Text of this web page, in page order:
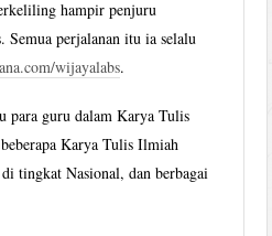
hampir penjuru
Semua perjalanan itu ia selalu
wijayalabs.
para guru dalam Karya Tulis
Karya Tulis Ilmiah
tingkat Nasional, dan berbagai